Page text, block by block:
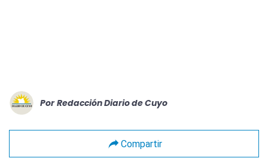
Por Redacción Diario de Cuyo
Compartir